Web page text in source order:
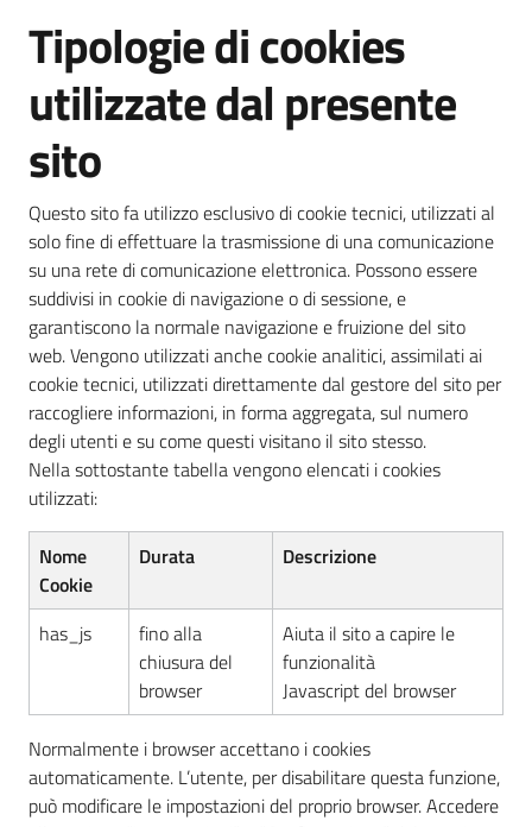
Tipologie di cookies
utilizzate dal presente
sito
Questo sito fa utilizzo esclusivo di cookie tecnici, utilizzati al
solo fine di effettuare la trasmissione di una comunicazione
su una rete di comunicazione elettronica. Possono essere
suddivisi in cookie di navigazione o di sessione, e
garantiscono la normale navigazione e fruizione del sito
web. Vengono utilizzati anche cookie analitici, assimilati ai
cookie tecnici, utilizzati direttamente dal gestore del sito per
raccogliere informazioni, in forma aggregata, sul numero
degli utenti e su come questi visitano il sito stesso.
Nella sottostante tabella vengono elencati i cookies
utilizzati:
Nome
Cookie
Durata Descrizione
has_js
fino alla
chiusura del
browser
Aiuta il sito a capire le
funzionalità
Javascript del browser
Normalmente i browser accettano i cookies
automaticamente. L’utente, per disabilitare questa funzione,
può modificare le impostazioni del proprio browser. Accedere